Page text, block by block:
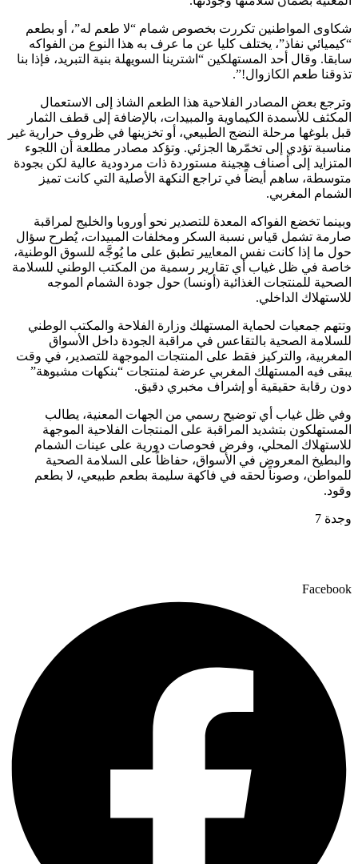
شكاوى المواطنين تكررت بخصوص شمام “لا طعم له”، أو بطعم
“كيميائي نفاذ”، يختلف كليا عن ما عرف به هذا النوع من الفواكه
سابقا. وقال أحد المستهلكين “اشترينا السويهلة بنية التبريد، فإذا بنا
تذوقنا طعم الكازوال!”.
وترجع بعض المصادر الفلاحية هذا الطعم الشاذ إلى الاستعمال
المكثف للأسمدة الكيماوية والمبيدات، بالإضافة إلى قطف الثمار
قبل بلوغها مرحلة النضج الطبيعي، أو تخزينها في ظروف حرارية غير
مناسبة تؤدي إلى تخمّرها الجزئي. وتؤكد مصادر مطلعة أن اللجوء
المتزايد إلى أصناف هجينة مستوردة ذات مردودية عالية لكن بجودة
متوسطة، ساهم أيضاً في تراجع النكهة الأصلية التي كانت تميز
الشمام المغربي.
وبينما تخضع الفواكه المعدة للتصدير نحو أوروبا والخليج لمراقبة
صارمة تشمل قياس نسبة السكر ومخلفات المبيدات، يُطرح سؤال
حول ما إذا كانت نفس المعايير تطبق على ما يُوجَّه للسوق الوطنية،
خاصة في ظل غياب أي تقارير رسمية من المكتب الوطني للسلامة
الصحية للمنتجات الغذائية (أونسا) حول جودة الشمام الموجه
للاستهلاك الداخلي.
وتتهم جمعيات لحماية المستهلك وزارة الفلاحة والمكتب الوطني
للسلامة الصحية بالتقاعس في مراقبة الجودة داخل الأسواق
المغربية، والتركيز فقط على المنتجات الموجهة للتصدير، في وقت
يبقى فيه المستهلك المغربي عرضة لمنتجات “بنكهات مشبوهة”
دون رقابة حقيقية أو إشراف مخبري دقيق.
وفي ظل غياب أي توضيح رسمي من الجهات المعنية، يطالب
المستهلكون بتشديد المراقبة على المنتجات الفلاحية الموجهة
للاستهلاك المحلي، وفرض فحوصات دورية على عينات الشمام
والبطيخ المعروض في الأسواق، حفاظاً على السلامة الصحية
للمواطن، وصوناً لحقه في فاكهة سليمة بطعم طبيعي، لا بطعم
وقود.
وجدة 7
Facebook